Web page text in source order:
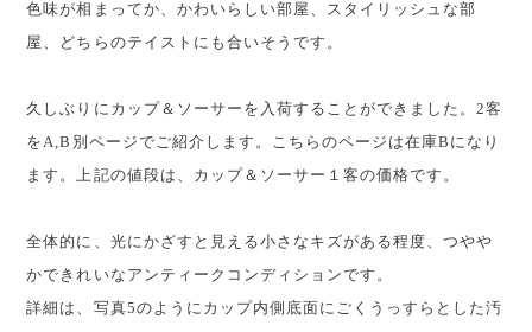
色味が相まってか、かわいらしい部屋、スタイリッシュな部
屋、どちらのテイストにも合いそうです。
久しぶりにカップ＆ソーサーを入荷することができました。2客
をA,B別ページでご紹介します。こちらのページは在庫Bになり
ます。上記の値段は、カップ＆ソーサー１客の価格です。
全体的に、光にかざすと見える小さなキズがある程度、つやや
かできれいなアンティークコンディションです。
詳細は、写真5のようにカップ内側底面にごくうっすらとした汚